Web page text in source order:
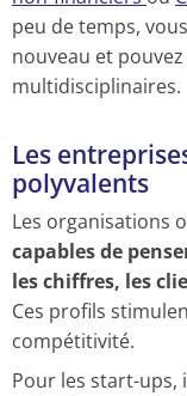
peu de temps,
nouveau et
multidisciplinaires.
Les
polyvalents
Les organisations
capables de
les chiffres, les
Ces profils
compétitivité.
Pour les start-ups,